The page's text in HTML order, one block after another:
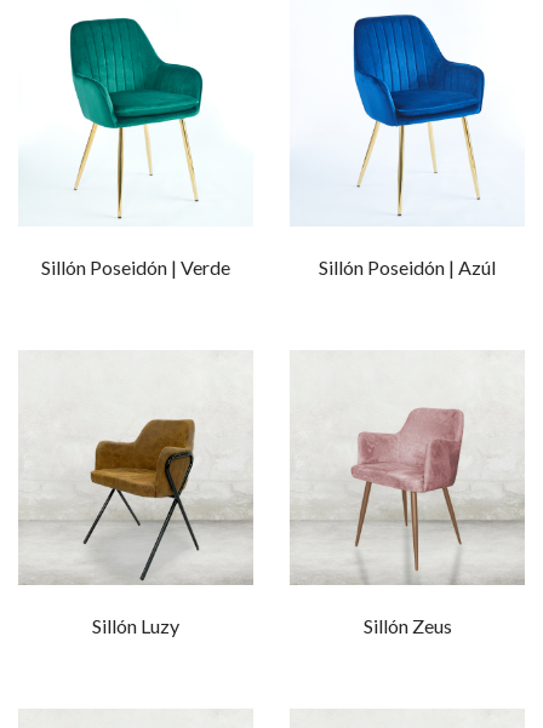
Sillón Poseidón | Verde Sillón Poseidón | Azúl
Sillón Luzy Sillón Zeus